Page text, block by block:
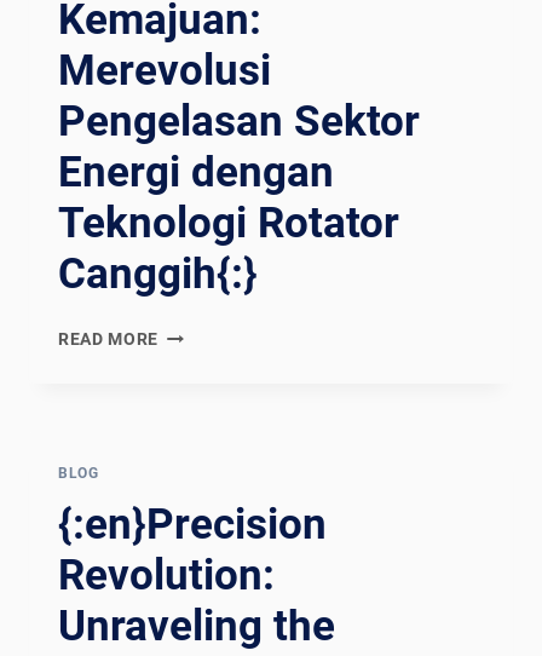
NGELASAN{:}
Kemajuan:
Merevolusi
Pengelasan Sektor
Energi dengan
Teknologi Rotator
Canggih{:}
READ MORE {:EN}POWERING
ADVANCED
ROTATOR
TECHNOLOGIES{:}
{:ES}IMPULSANDO
EL
BLOG
{:en}Precision
Revolution:
Unraveling the